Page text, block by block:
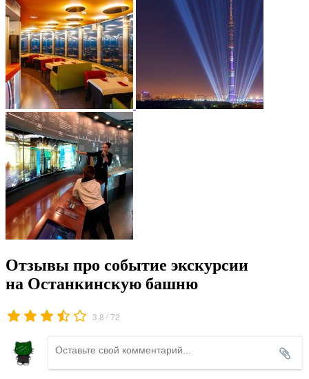
Отзывы про событие экскурсии
на Останкинскую башню
3.8 /72